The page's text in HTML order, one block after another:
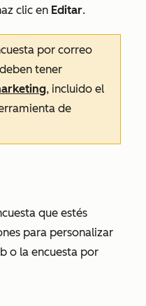
clic en Editar.
por correo
tener
, incluido el
de
que estés
para personalizar
o la encuesta por